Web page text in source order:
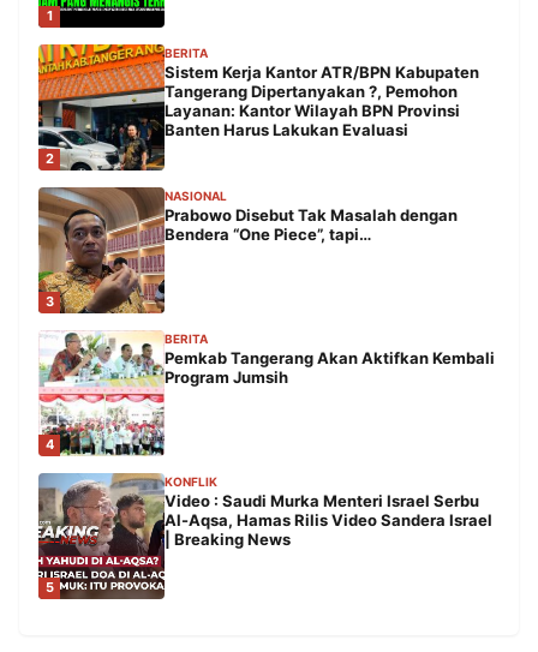
1
2
BERITA
Sistem Kerja Kantor ATR/BPN Kabupaten
Tangerang Dipertanyakan ?, Pemohon
Layanan: Kantor Wilayah BPN Provinsi
Banten Harus Lakukan Evaluasi
3
NASIONAL
Prabowo Disebut Tak Masalah dengan
Bendera “One Piece”, tapi…
4
BERITA
Pemkab Tangerang Akan Aktifkan Kembali
Program Jumsih
5
KONFLIK
Video : Saudi Murka Menteri Israel Serbu
Al-Aqsa, Hamas Rilis Video Sandera Israel
| Breaking News